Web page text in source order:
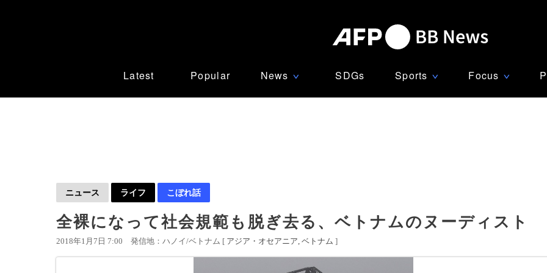
Latest Popular News ∨ SDGs Sports ∨ Focus ∨
ニュース ライフ こぼれ話
全裸になって社会規範も脱ぎ去る、ベトナムのヌーディスト
2018年1月7日 7:00 発信地：ハノイ/ベトナム [ アジア・オセアニア ベトナム ]